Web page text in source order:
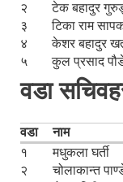
२
टेक बहादुर
३
टिका राम
४
केशर बहादुर
५
कुल प्रसाद
वडा
वडा नाम
१
मधुकला घर्ती
२
चोलाकान्त